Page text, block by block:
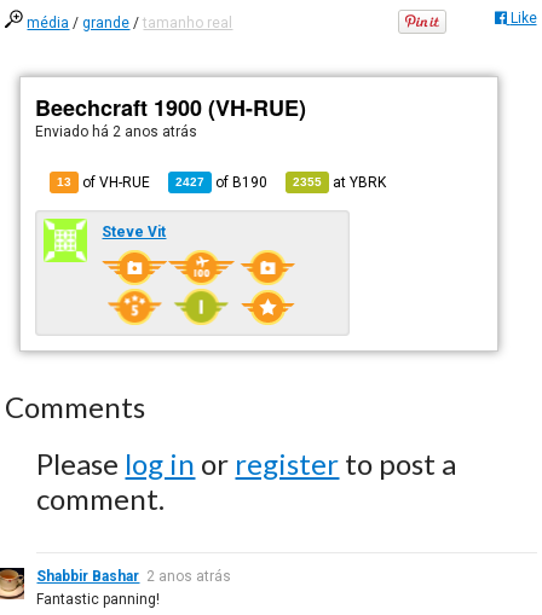
média /grande /tamanho real Like
Beechcraft 1900 (VH-RUE)
Enviado há 2 anos atrás
13 of VH-RUE 2427 ofB190 2355 atYBRK
Steve Vit
Comments
Please log in or register to post a
comment.
Shabbir Bashar 2 anos atrás
Fantastic panning!